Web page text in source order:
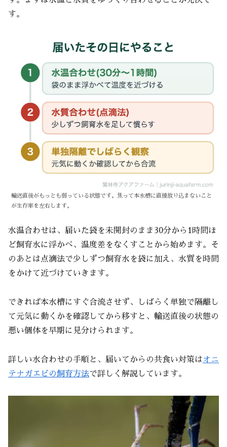
す。
輸送直後がもっとも弱っている状態です。焦って本水槽に直接放り込まないこと
が生存率を左右します。
水温合わせは、届いた袋を未開封のまま30分から1時間ほ
ど飼育水に浮かべ、温度差をなくすことから始めます。そ
のあとは点滴法で少しずつ飼育水を袋に加え、水質を時間
をかけて近づけていきます。
できれば本水槽にすぐ合流させず、しばらく単独で隔離し
て元気に動くかを確認してから移すと、輸送直後の状態の
悪い個体を早期に見分けられます。
詳しい水合わせの手順と、届いてからの共食い対策はオニ
テナガエビの飼育方法で詳しく解説しています。